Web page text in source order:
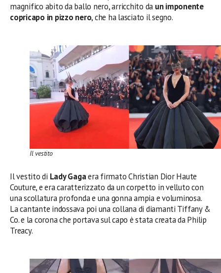
magnifico abito da ballo nero, arricchito da un imponente
copricapo in pizzo nero, che ha lasciato il segno.
Il vestito
Il vestito di Lady Gagaera firmato Christian Dior Haute
Couture, e era caratterizzato da un corpetto in velluto con
una scollatura profonda e una gonna ampia e voluminosa.
La cantante indossava poi una collana di diamanti Tiffany &
Co. e la corona che portava sul capo è stata creata da Philip
Treacy.